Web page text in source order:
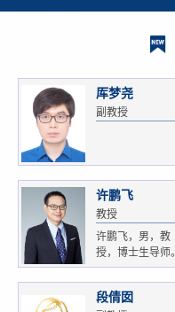
厍梦尧
副教授
许鹏飞
教授
许鹏飞，男，教
授，博士生导师。
获...
段倩囡